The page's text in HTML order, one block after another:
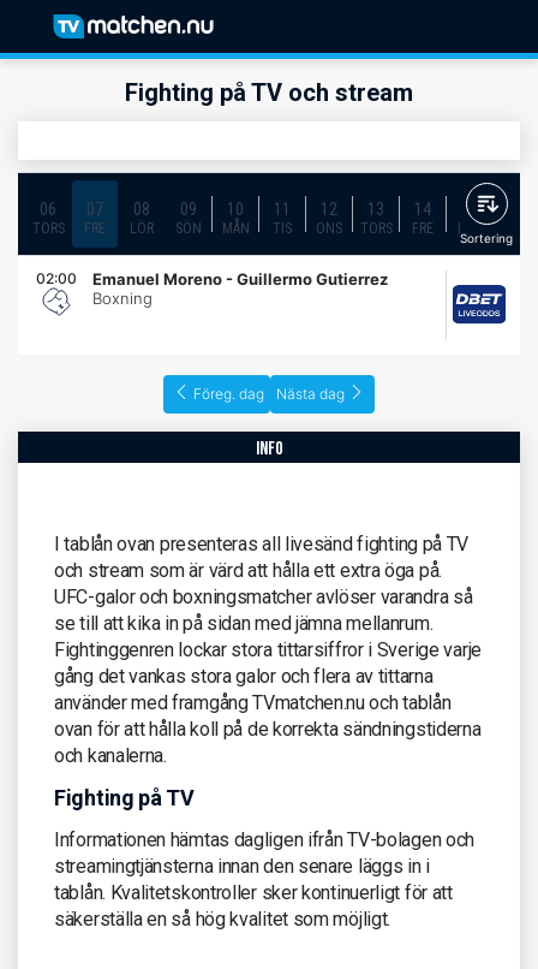
Fighting på TV och stream
06
TORS
07
FRE
08
LÖR
09
SÖN
10
MÅN
11
TIS
12
ONS
13
TORS
14
FRE
15
LÖR
Sortering
02:00
Emanuel Moreno - Guillermo Gutierrez
Boxning
Föreg. dag Nästa dag
info
I tablån ovan presenteras all livesänd fighting på TV
och stream som är värd att hålla ett extra öga på.
UFC-galor och boxningsmatcher avlöser varandra så
se till att kika in på sidan med jämna mellanrum.
Fightinggenren lockar stora tittarsiffror i Sverige varje
gång det vankas stora galor och flera av tittarna
använder med framgång TVmatchen.nu och tablån
ovan för att hålla koll på de korrekta sändningstiderna
och kanalerna.
Fighting på TV
Informationen hämtas dagligen ifrån TV-bolagen och
streamingtjänsterna innan den senare läggs in i
tablån. Kvalitetskontroller sker kontinuerligt för att
säkerställa en så hög kvalitet som möjligt.